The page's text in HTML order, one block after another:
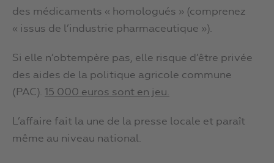
des médicaments « homologués » (comprenez
« issus de l’industrie pharmaceutique »).
Si elle n’obtempère pas, elle risque d’être privée
des aides de la politique agricole commune
(PAC). 15 000 euros sont en jeu.
L’affaire fait la une de la presse locale et paraît
même au niveau national.